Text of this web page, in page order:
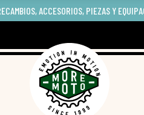
ACCESORIOS, PIEZAS Y